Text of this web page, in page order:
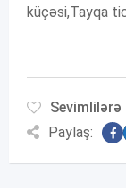
küçəsi,Tayqa
Sevimlilərə
Paylaş: